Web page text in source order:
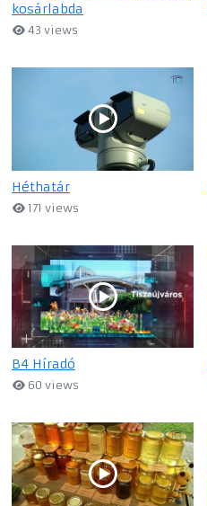
kosárlabda
43 views
Héthatár
171 views
B4 Híradó
60 views